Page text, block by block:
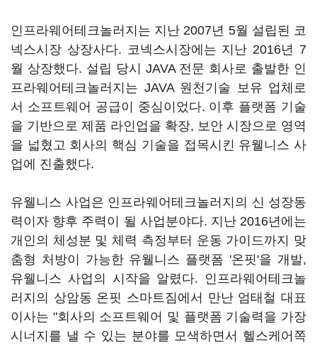
인프라웨어테크놀러지는 지난 2007년 5월 설립된 코
넥스시장 상장사다. 코넥스시장에는 지난 2016년 7
월 상장했다. 설립 당시 JAVA 전문 회사로 출발한 인
프라웨어테크놀러지는 JAVA 원천기술 보유 업체로
서 소프트웨어 공급이 중심이었다. 이후 플랫폼 기술
을 기반으로 제품 라인업을 확장, 보안 시장으로 영역
을 넓혔고 회사의 핵심 기술을 접목시킨 유웰니스 사
업에 진출했다.
유웰니스 사업은 인프라웨어테크놀러지의 신 성장동
력이자 향후 주력이 될 사업분야다. 지난 2016년에는
개인의 체성분 및 체력 측정부터 운동 가이드까지 맞
춤형 처방이 가능한 유웰니스 플랫폼 '온핏'을 개발,
유웰니스 사업의 시작을 알렸다. 인프라웨어테크놀
러지의 상암동 온핏 스마트짐에서 만난 엄태철 대표
이사는 "회사의 소프트웨어 및 플랫폼 기술력을 가장
시너지를 낼 수 있는 분야를 모색하면서 헬스케어쪽